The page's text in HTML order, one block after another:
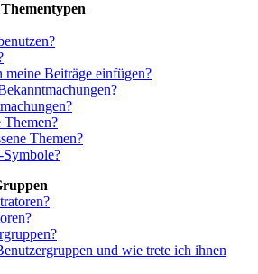
Beiträge einfügen?
Themen?
Symbole?
und wie trete ich ihnen